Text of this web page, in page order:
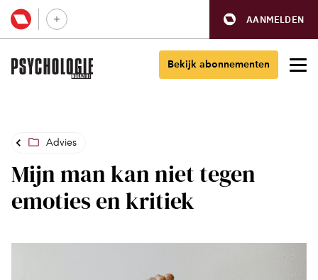
AANMELDEN
Bekijk abonnementen
Advies
Mijn man kan niet tegen
emoties en kritiek